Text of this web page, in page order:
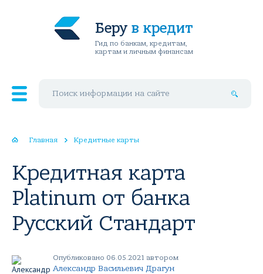
Беру в кредит
Гид по банкам, кредитам,
картам и личным финансам
Главная Кредитные карты
Кредитная карта
Platinum от банка
Русский Стандарт
Опубликовано 06.05.2021 автором
Александр Васильевич Драгун